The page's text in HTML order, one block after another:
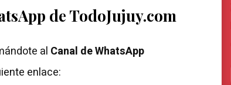
de TodoJujuy.com
al Canal de WhatsApp
enlace: